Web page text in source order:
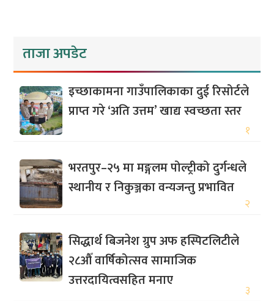
ताजा अपडेट
इच्छाकामना गाउँपालिकाका दुई रिसोर्टले
प्राप्त गरे ‘अति उत्तम’ खाद्य स्वच्छता स्तर
१
भरतपुर–२५ मा मङ्गलम पोल्ट्रीको दुर्गन्धले
स्थानीय र निकुञ्जका वन्यजन्तु प्रभावित
२
सिद्धार्थ बिजनेश ग्रुप अफ हस्पिटलिटीले
२८औँ वार्षिकोत्सव सामाजिक
उत्तरदायित्वसहित मनाए
३